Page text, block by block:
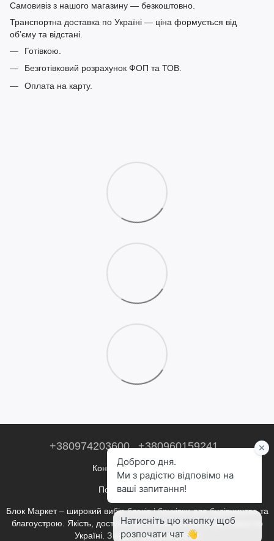
Самовивіз з нашого магазину — безкоштовно.
Транспортна доставка по Україні — ціна формується від
обʼєму та відстані.
Готівкою.
Безготівковий розрахунок ФОП та ТОВ.
Оплата на карту.
+380974203600 +380960159241
Контактна інформація
Повна версія сайту
Блок Маркет – широкий вибір блоків і бруківки для будівництва та
благоустрою. Якість, доступні ціни, консультації та доставка по
Україні. З нами будувати легко!